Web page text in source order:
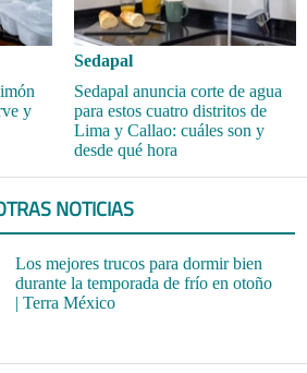
y
Sedapal
Sedapal anuncia corte de agua
para estos cuatro distritos de
Lima y Callao: cuáles son y
desde qué hora
NOTICIAS
Los mejores trucos para dormir bien
durante la temporada de frío en otoño
| Terra México